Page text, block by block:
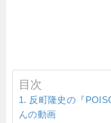
目次
反町隆史の『
んの動画